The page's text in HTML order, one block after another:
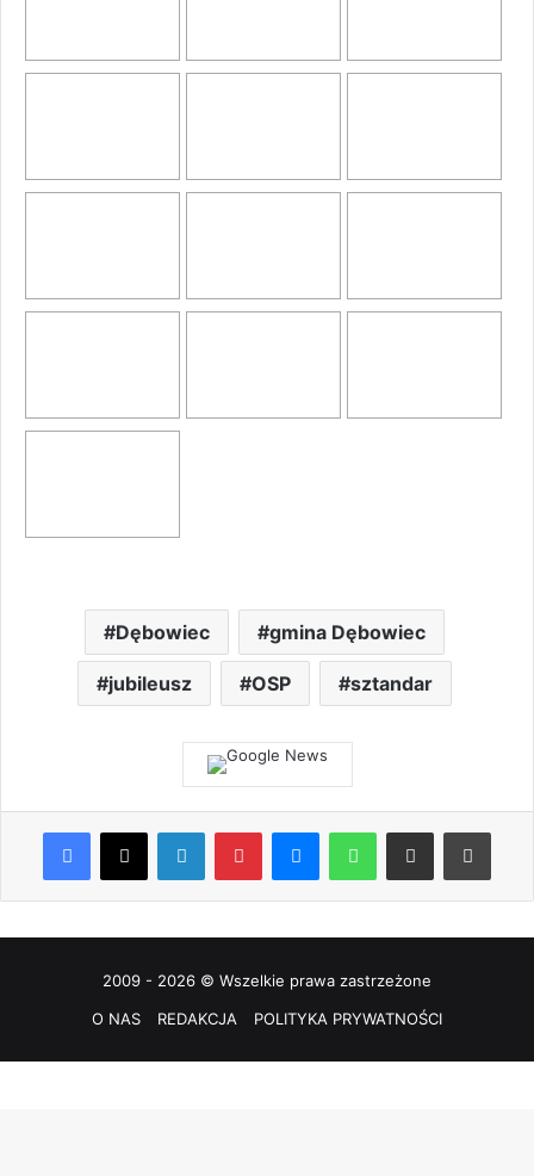
Dębowiec gmina Dębowiec
jubileusz OSP sztandar
Facebook
X LinkedInPinterestMessengerWhatsAppShare via Email Print
2009 - 2026 © Wszelkie prawa zastrzeżone
O NAS
REDAKCJA POLITYKA PRYWATNOŚCI